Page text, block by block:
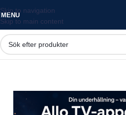
Skip to navigation
Skip to main content
MENU